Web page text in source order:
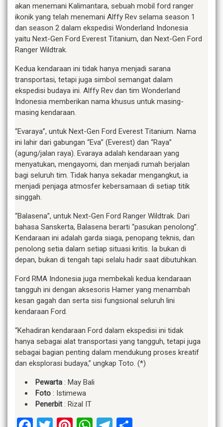
akan menemani Kalimantara, sebuah mobil ford ranger
ikonik yang telah menemani Alffy Rev selama season 1
dan season 2 dalam ekspedisi Wonderland Indonesia
yaitu Next-Gen Ford Everest Titanium, dan Next-Gen Ford
Ranger Wildtrak.
Kedua kendaraan ini tidak hanya menjadi sarana
transportasi, tetapi juga simbol semangat dalam
ekspedisi budaya ini. Alffy Rev dan tim Wonderland
Indonesia memberikan nama khusus untuk masing-
masing kendaraan.
“Evaraya”, untuk Next-Gen Ford Everest Titanium. Nama
ini lahir dari gabungan “Eva” (Everest) dan “Raya”
(agung/jalan raya). Evaraya adalah kendaraan yang
menyatukan, mengayomi, dan menjadi rumah berjalan
bagi seluruh tim. Tidak hanya sekadar mengangkut, ia
menjadi penjaga atmosfer kebersamaan di setiap titik
singgah.
“Balasena”, untuk Next-Gen Ford Ranger Wildtrak. Dari
bahasa Sanskerta, Balasena berarti “pasukan penolong”.
Kendaraan ini adalah garda siaga, penopang teknis, dan
penolong setia dalam setiap situasi kritis. Ia bukan di
depan, bukan di tengah tapi selalu hadir saat dibutuhkan.
Ford RMA Indonesia juga membekali kedua kendaraan
tangguh ini dengan aksesoris Hamer yang menambah
kesan gagah dan serta sisi fungsional seluruh lini
kendaraan Ford.
“Kehadiran kendaraan Ford dalam ekspedisi ini tidak
hanya sebagai alat transportasi yang tangguh, tetapi juga
sebagai bagian penting dalam mendukung proses kreatif
dan eksplorasi budaya,” ungkap Toto. (*)
Pewarta : May Bali
Foto : Istimewa
Penerbit: Rizal IT